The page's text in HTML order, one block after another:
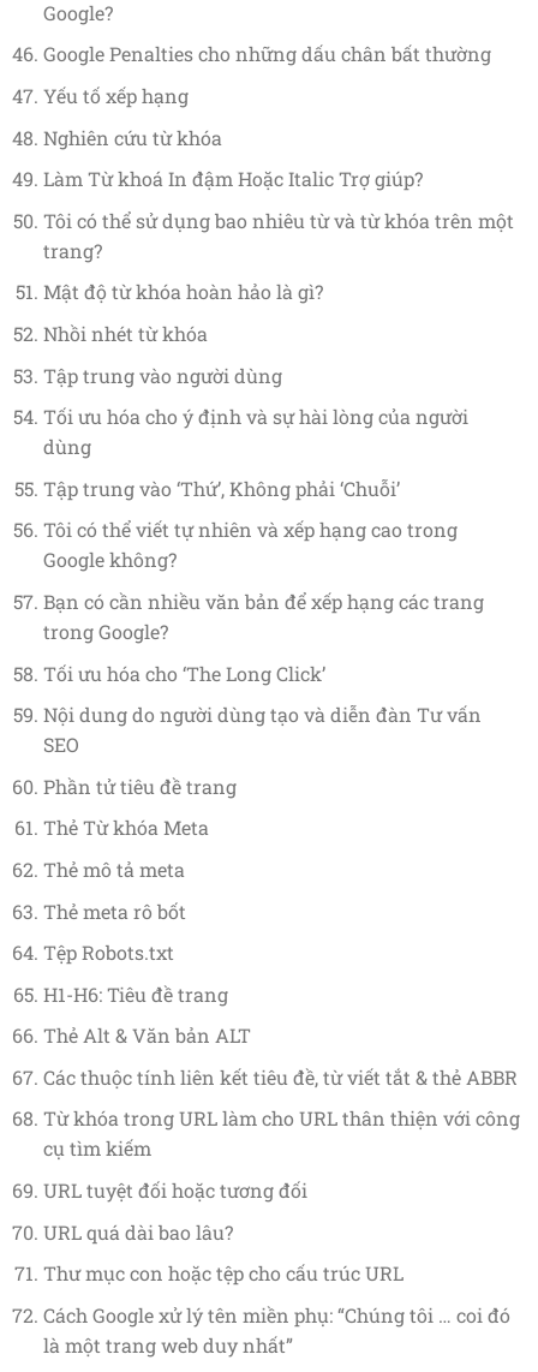
Google?
Google Penalties cho những dấu chân bất thường
Yếu tố xếp hạng
Nghiên cứu từ khóa
Làm Từ khoá In đậm Hoặc Italic Trợ giúp?
Tôi có thể sử dụng bao nhiêu từ và từ khóa trên một
trang?
Mật độ từ khóa hoàn hảo là gì?
Nhồi nhét từ khóa
Tập trung vào người dùng
Tối ưu hóa cho ý định và sự hài lòng của người
dùng
Tập trung vào ‘Thứ’, Không phải ‘Chuỗi’
Tôi có thể viết tự nhiên và xếp hạng cao trong
Google không?
Bạn có cần nhiều văn bản để xếp hạng các trang
trong Google?
Tối ưu hóa cho ‘The Long Click’
Nội dung do người dùng tạo và diễn đàn Tư vấn
SEO
Phần tử tiêu đề trang
Thẻ Từ khóa Meta
Thẻ mô tả meta
Thẻ meta rô bốt
Tệp Robots.txt
H1-H6: Tiêu đề trang
Thẻ Alt & Văn bản ALT
Các thuộc tính liên kết tiêu đề, từ viết tắt & thẻ ABBR
Từ khóa trong URL làm cho URL thân thiện với công
cụ tìm kiếm
URL tuyệt đối hoặc tương đối
URL quá dài bao lâu?
Thư mục con hoặc tệp cho cấu trúc URL
Cách Google xử lý tên miền phụ: “Chúng tôi … coi đó
là một trang web duy nhất”